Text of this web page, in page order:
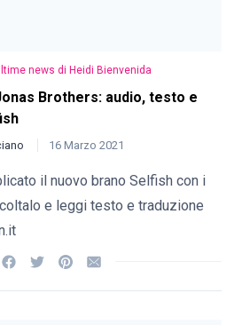
news di Heidi Bienvenida
Brothers: audio, testo e
16 Marzo 2021
il nuovo brano Selfish con i
e leggi testo e traduzione